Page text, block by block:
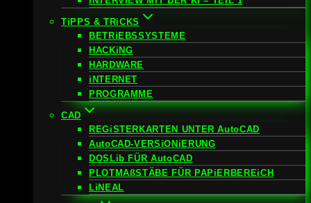
TiPPS & TRiCKS
BETRiEBSSYSTEME
HACKiNG
HARDWARE
iNTERNET
PROGRAMME
CAD
REGiSTERKARTEN UNTER AutoCAD
AutoCAD-VERSiONiERUNG
DOSLib FÜR AutoCAD
PLOTMAßSTÄBE FÜR PAPiERBEREiCH
LiNEAL